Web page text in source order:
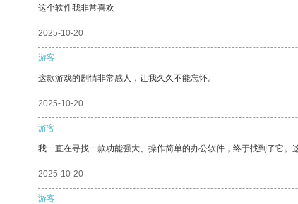
这个软件我非常喜欢
2025-10-20
游客
这款游戏的剧情非常感人，让我久久不能忘怀。
2025-10-20
游客
我一直在寻找一款功能强大、操作简单的办公软件，终于找到了它。
2025-10-20
游客